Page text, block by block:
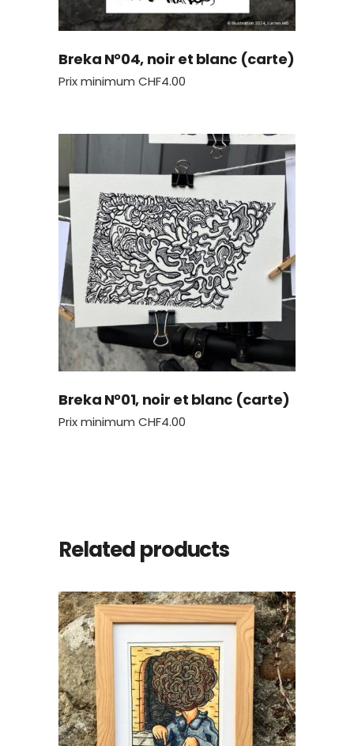
Breka N°04, noir et blanc (carte)
Prix minimum CHF4.00
Breka N°01, noir et blanc (carte)
Prix minimum CHF4.00
Related products